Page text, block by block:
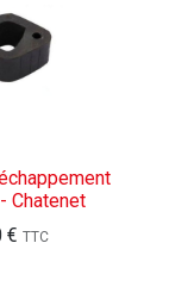
Chatenet
€ TTC